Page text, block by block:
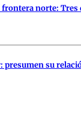
norte: Tres
presumen su